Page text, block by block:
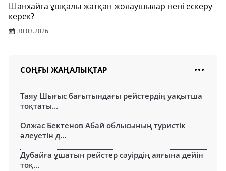
Шанхайға ұшқалы жатқан жолаушылар нені ескеру
керек?
30.03.2026
СОҢҒЫ ЖАҢАЛЫҚТАР
Таяу Шығыс бағытындағы рейстердің уақытша
тоқтаты...
Олжас Бектенов Абай облысының туристік
әлеуетін д...
Дубайға ұшатын рейстер сәуірдің аяғына дейін
тоқ...